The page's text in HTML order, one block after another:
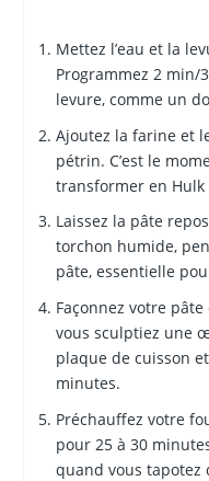
Mettez l’eau et la
Programmez 2 min/
levure, comme un
Ajoutez la farine et
pétrin. C’est le
transformer en
Laissez la pâte
torchon humide,
pâte, essentielle
Façonnez votre
vous sculptiez une
plaque de cuisson
minutes.
Préchauffez votre
pour 25 à 30
quand vous tapotez